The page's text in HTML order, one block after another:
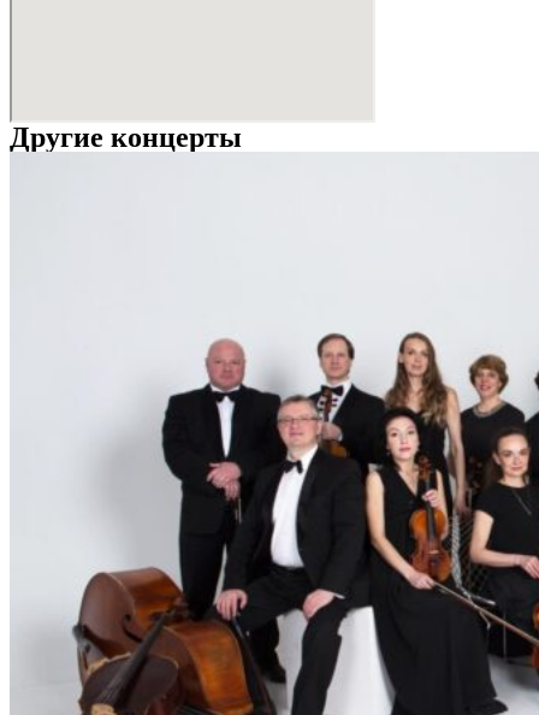
Другие концерты